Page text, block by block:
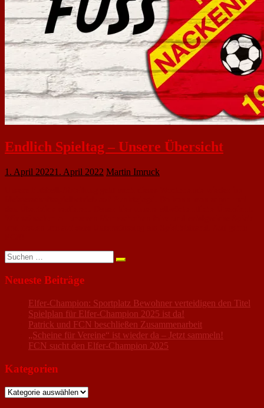
Endlich Spieltag – Unsere Übersicht
1. April 20221. April 2022 Martin Imruck
Suchen
nach:
Neueste Beiträge
Elfer-Champion: Sportplatz Bewohner verteidigen den Titel
Spielplan für Elfer-Champion 2025 ist da!
Patrick und FCN beschließen Zusammenarbeit
„Scheine für Vereine“ ist wieder da – Jetzt sammeln!
FCN sucht den Elfer-Champion 2025
Kategorien
Kategorien